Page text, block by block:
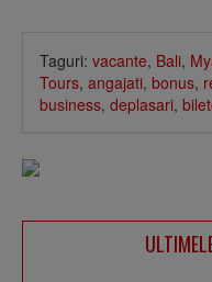
Taguri: vacante, Bali,
Tours, angajati, bonus,
business, deplasari,